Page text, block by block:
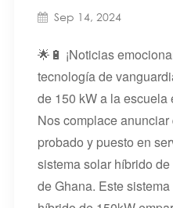
Sep 14, 2024
🌟🔋 ¡Noticias
tecnología de
de 150 kWa la escuela
Nos complace
probado y puesto en
sistema solar híbrido
de Ghana. Este